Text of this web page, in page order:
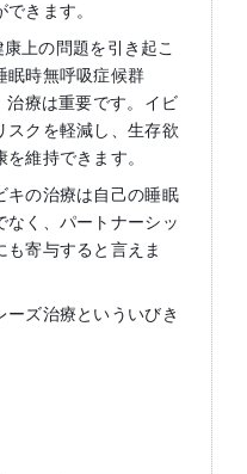
きます。
上の問題を引き起こ
眠時無呼吸症候群
治療は重要です。イビ
スクを軽減し、生存欲
維持できます。
キの治療は自己の睡眠
なく、パートナーシッ
寄与すると言えま
ーズ治療といういびき